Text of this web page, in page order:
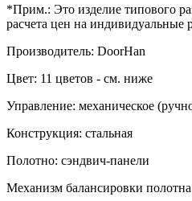
*Прим.: Это изделие типового
расчета цен на индивидуальные
Производитель: DoorHan
Цвет: 11 цветов - см. ниже
Управление: механическое
Конструкция: стальная
Полотно: сэндвич-панели
Механизм балансировки полотна